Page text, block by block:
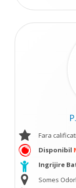
Fara
Disponibil
Ingrijire
Somes